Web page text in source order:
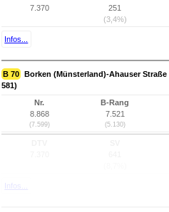
7.370
251
(3,4%)
Infos...
B 70 Borken (Münsterland)-Ahauser
581)
Nr.
8.868
(7.599)
B-Rang
7.521
(5.130)
Infos...